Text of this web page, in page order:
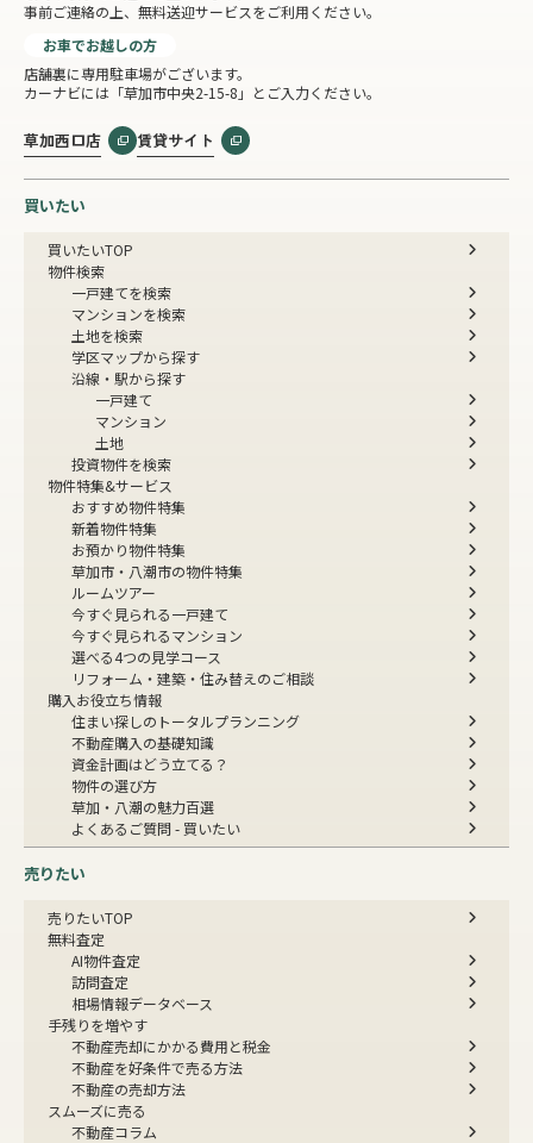
事前ご連絡の上、無料送迎サービスをご利用ください。
お車でお越しの方
店舗裏に専用駐車場がございます。
カーナビには「草加市中央2-15-8」とご入力ください。
草加西口店 賃貸サイト
買いたい
買いたいTOP
物件検索
一戸建てを検索
マンションを検索
土地を検索
学区マップから探す
沿線・駅から探す
一戸建て
マンション
土地
投資物件を検索
物件特集&サービス
おすすめ物件特集
新着物件特集
お預かり物件特集
草加市・八潮市の物件特集
ルームツアー
今すぐ見られる一戸建て
今すぐ見られるマンション
選べる4つの見学コース
リフォーム・建築・住み替えのご相談
購入お役立ち情報
住まい探しのトータルプランニング
不動産購入の基礎知識
資金計画はどう立てる？
物件の選び方
草加・八潮の魅力百選
よくあるご質問 - 買いたい
売りたい
売りたいTOP
無料査定
AI物件査定
訪問査定
相場情報データベース
手残りを増やす
不動産売却にかかる費用と税金
不動産を好条件で売る方法
不動産の売却方法
スムーズに売る
不動産コラム